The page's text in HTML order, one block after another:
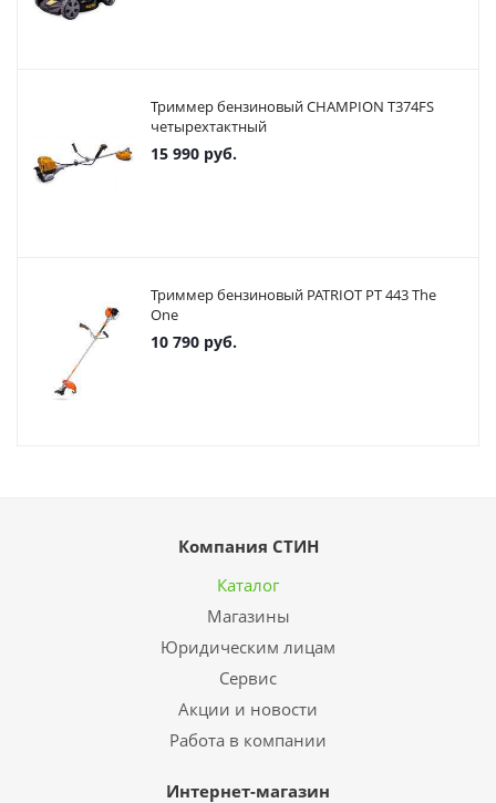
Триммер бензиновый CHAMPION T374FS
четырехтактный
15 990 руб.
Триммер бензиновый PATRIOT PT 443 The
One
10 790 руб.
Компания СТИН
Каталог
Магазины
Юридическим лицам
Сервис
Акции и новости
Работа в компании
Интернет-магазин